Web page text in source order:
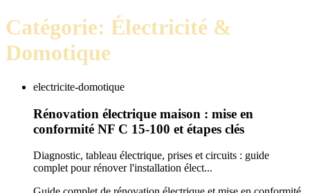
Catégorie: Électricité &
Domotique
electricite-domotique
Rénovation électrique maison : mise en
conformité NF C 15-100 et étapes clés
Diagnostic, tableau électrique, prises et circuits : guide
complet pour rénover l'installation élect...